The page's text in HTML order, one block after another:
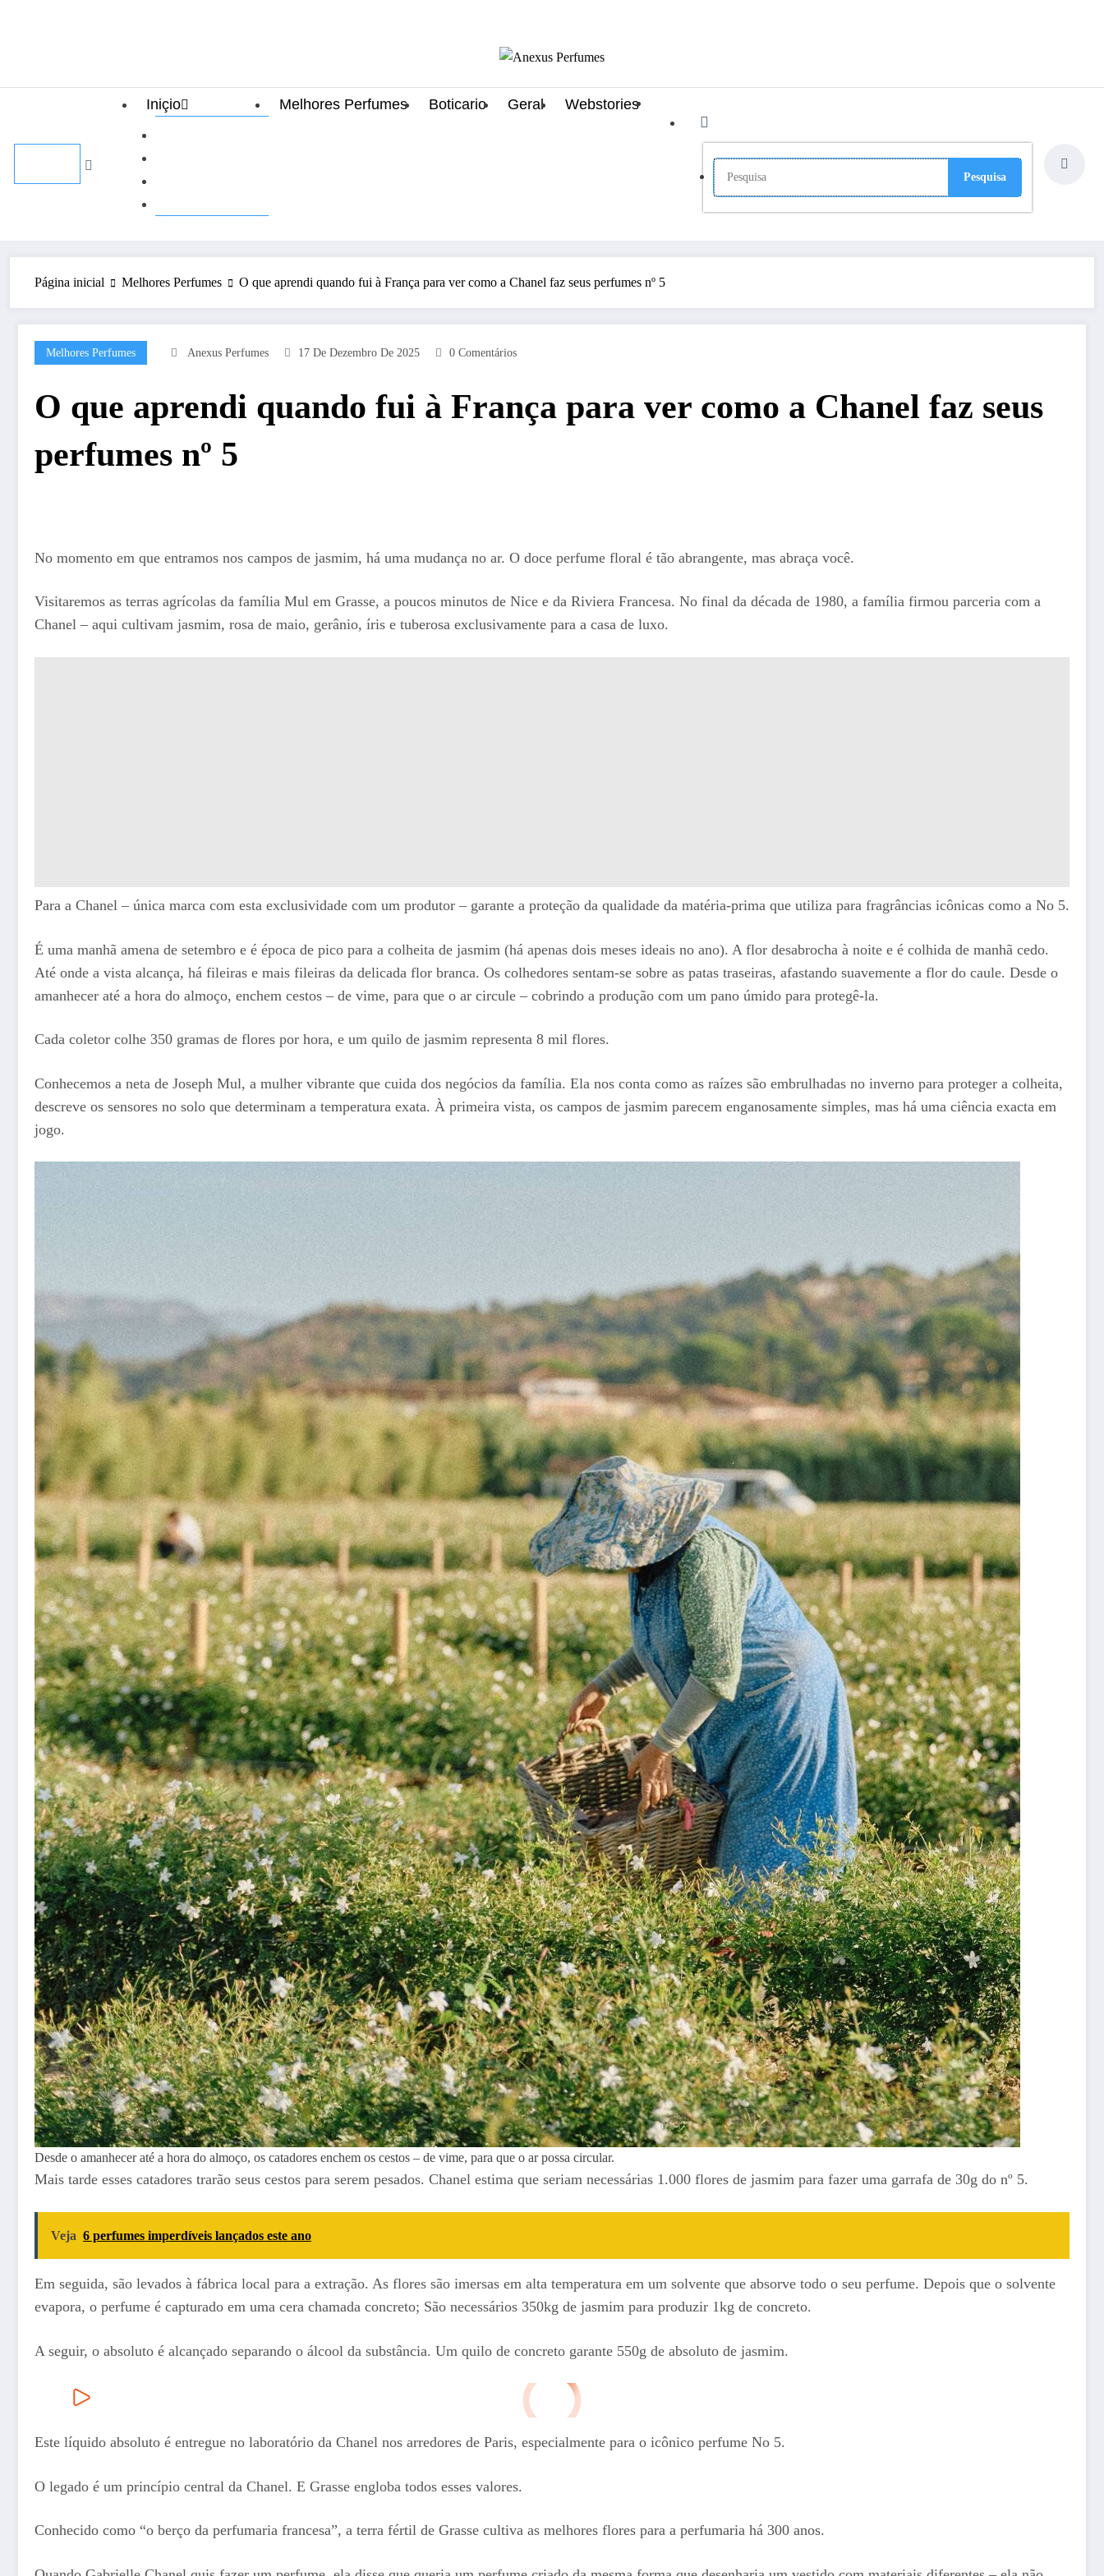
Iniçio
Melhores Perfumes Boticario Geral Webstories
Página inicial Melhores Perfumes O que aprendi quando fui à França para ver como a Chanel faz seus perfumes nº 5
Melhores Perfumes Anexus Perfumes 17 De Dezembro De 2025 0 Comentários
O que aprendi quando fui à França para ver como a Chanel faz seus
perfumes nº 5
No momento em que entramos nos campos de jasmim, há uma mudança no ar. O doce perfume floral é tão abrangente, mas abraça você.
Visitaremos as terras agrícolas da família Mul em Grasse, a poucos minutos de Nice e da Riviera Francesa. No final da década de 1980, a família firmou parceria com a
Chanel – aqui cultivam jasmim, rosa de maio, gerânio, íris e tuberosa exclusivamente para a casa de luxo.
Para a Chanel – única marca com esta exclusividade com um produtor – garante a proteção da qualidade da matéria-prima que utiliza para fragrâncias icônicas como a No 5.
É uma manhã amena de setembro e é época de pico para a colheita de jasmim (há apenas dois meses ideais no ano). A flor desabrocha à noite e é colhida de manhã cedo.
Até onde a vista alcança, há fileiras e mais fileiras da delicada flor branca. Os colhedores sentam-se sobre as patas traseiras, afastando suavemente a flor do caule. Desde o
amanhecer até a hora do almoço, enchem cestos – de vime, para que o ar circule – cobrindo a produção com um pano úmido para protegê-la.
Cada coletor colhe 350 gramas de flores por hora, e um quilo de jasmim representa 8 mil flores.
Conhecemos a neta de Joseph Mul, a mulher vibrante que cuida dos negócios da família. Ela nos conta como as raízes são embrulhadas no inverno para proteger a colheita,
descreve os sensores no solo que determinam a temperatura exata. À primeira vista, os campos de jasmim parecem enganosamente simples, mas há uma ciência exacta em
jogo.
Desde o amanhecer até a hora do almoço, os catadores enchem os cestos – de vime, para que o ar possa circular.
Mais tarde esses catadores trarão seus cestos para serem pesados. Chanel estima que seriam necessárias 1.000 flores de jasmim para fazer uma garrafa de 30g do nº 5.
Veja 6 perfumes imperdíveis lançados este ano
Em seguida, são levados à fábrica local para a extração. As flores são imersas em alta temperatura em um solvente que absorve todo o seu perfume. Depois que o solvente
evapora, o perfume é capturado em uma cera chamada concreto; São necessários 350kg de jasmim para produzir 1kg de concreto.
A seguir, o absoluto é alcançado separando o álcool da substância. Um quilo de concreto garante 550g de absoluto de jasmim.
Este líquido absoluto é entregue no laboratório da Chanel nos arredores de Paris, especialmente para o icônico perfume No 5.
O legado é um princípio central da Chanel. E Grasse engloba todos esses valores.
Conhecido como “o berço da perfumaria francesa”, a terra fértil de Grasse cultiva as melhores flores para a perfumaria há 300 anos.